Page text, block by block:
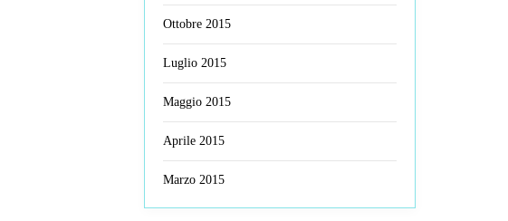
Ottobre 2015
Luglio 2015
Maggio 2015
Aprile 2015
Marzo 2015